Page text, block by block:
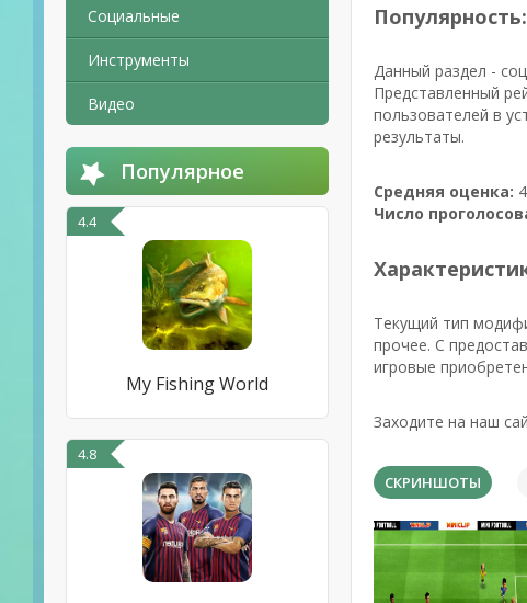
Социальные
Инструменты
Видео
Популярное
4.4
My Fishing World
4.8
Популярность:
Данный раздел -
Представленный
пользователей в
результаты.
Средняя оценка:
Число
Текущий тип
прочее. С
игровые
Заходите на наш
СКРИНШОТЫ